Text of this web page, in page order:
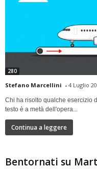
280
Stefano Marcellini - 4 Luglio
Chi ha risolto qualche esercizio
testo è a metà dell'opera...
Continua a leggere
Bentornati su